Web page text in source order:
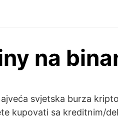
na
svjetska burza
kupovati sa kreditnim/